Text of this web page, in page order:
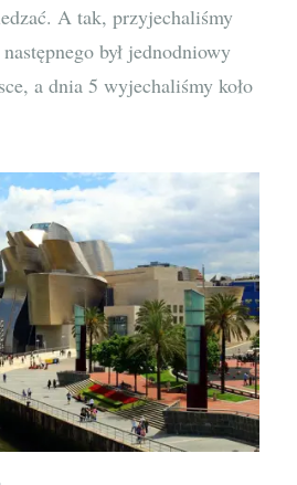
A tak, przyjechaliśmy
był jednodniowy
a dnia 5 wyjechaliśmy koło